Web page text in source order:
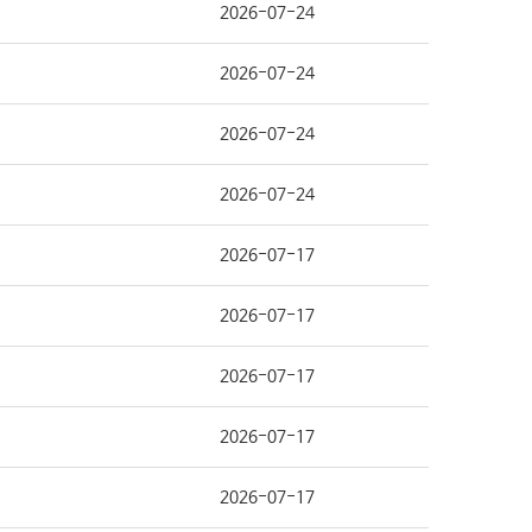
2026-07-24
2026-07-24
2026-07-24
2026-07-24
2026-07-17
2026-07-17
2026-07-17
2026-07-17
2026-07-17